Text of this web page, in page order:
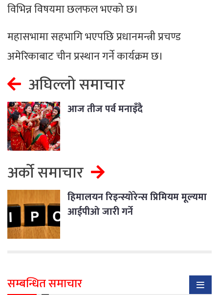
विभिन्न विषयमा छलफल भएको छ।
महासभामा सहभागि भएपछि प्रधानमन्त्री प्रचण्ड
अमेरिकाबाट चीन प्रस्थान गर्ने कार्यक्रम छ।
अघिल्लो समाचार
आज तीज पर्व मनाइँदै
अर्को समाचार
हिमालयन रिइन्स्योरेन्स प्रिमियम मूल्यमा
आईपीओ जारी गर्ने
सम्बन्धित समाचार